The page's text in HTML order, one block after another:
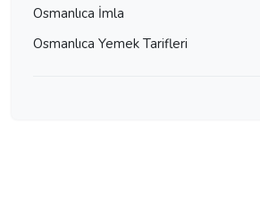
Osmanlıca İmla
Osmanlıca Yemek Tarifleri